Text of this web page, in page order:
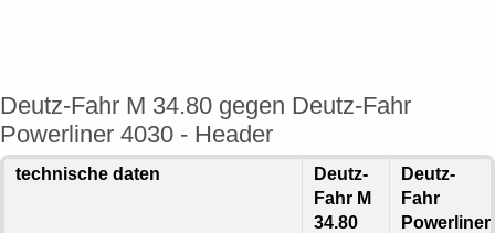
Deutz-Fahr M 34.80 gegen Deutz-Fahr
Powerliner 4030 - Header
technische daten
Deutz-
Fahr M
34.80
Deutz-
Fahr
Powerliner